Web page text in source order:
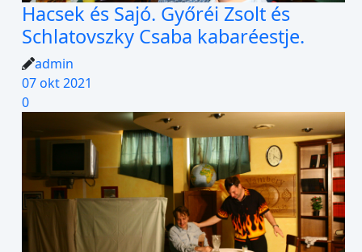
Hacsek és Sajó. Győréi Zsolt és
Schlatovszky Csaba kabaréestje.
admin
07 okt 2021
0